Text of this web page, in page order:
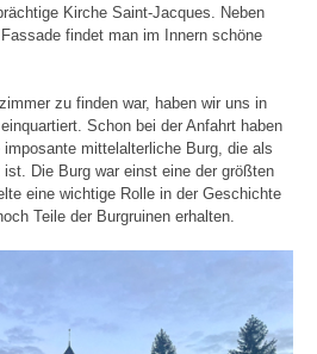
Kirche Saint-Jacques. Neben
findet man im Innern schöne
zu finden war, haben wir uns in
Schon bei der Anfahrt haben
mittelalterliche Burg, die als
ist. Die Burg war einst eine der größten
eine wichtige Rolle in der Geschichte
Teile der Burgruinen erhalten.